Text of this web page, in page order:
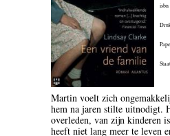
AMSTERDAM
AUTOBIOGRAFIE
BIOGRAFIE
BLOEMLEZING
isbn
Martin voelt zich
hem na jaren stilte uitnodigt.
overleden, van zijn kinderen
heeft niet lang meer te leven